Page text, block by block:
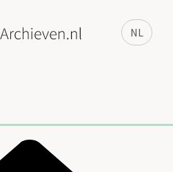
NL